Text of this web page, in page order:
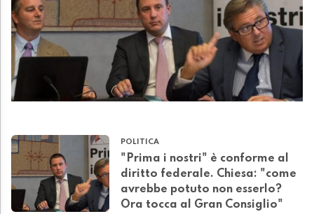
POLITICA
"Prima i nostri" è conforme al
diritto federale. Chiesa: "come
avrebbe potuto non esserlo?
Ora tocca al Gran Consiglio"